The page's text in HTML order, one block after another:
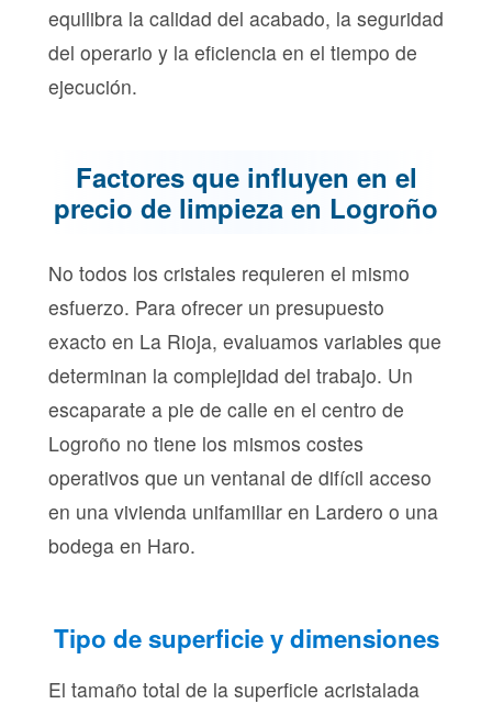
equilibra la calidad del acabado, la seguridad
del operario y la eficiencia en el tiempo de
ejecución.
Factores que influyen en el
precio de limpieza en Logroño
No todos los cristales requieren el mismo
esfuerzo. Para ofrecer un presupuesto
exacto en La Rioja, evaluamos variables que
determinan la complejidad del trabajo. Un
escaparate a pie de calle en el centro de
Logroño no tiene los mismos costes
operativos que un ventanal de difícil acceso
en una vivienda unifamiliar en Lardero o una
bodega en Haro.
Tipo de superficie y dimensiones
El tamaño total de la superficie acristalada